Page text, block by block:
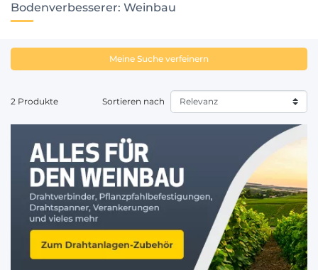
Bodenverbesserer: Weinbau
Meine Suche verfeinern
2 Produkte Sortieren nach